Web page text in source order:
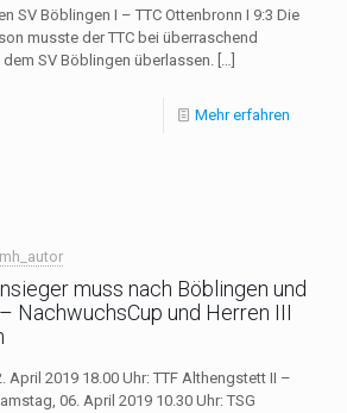
SV Böblingen I – TTC Ottenbronn I 9:3 Die
musste der TTC bei überraschend
SV Böblingen überlassen. […]
Mehr erfahren
mh_autor
muss nach Böblingen und
NachwuchsCup und Herren III
April 2019 18.00 Uhr: TTF Althengstett II –
06. April 2019 10.30 Uhr: TSG